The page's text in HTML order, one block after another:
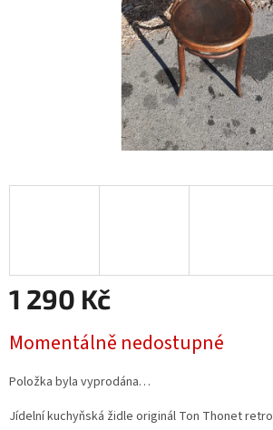
1 290 Kč
cena:
Momentálně nedostupné
Položka byla vyprodána…
Jídelní kuchyňská židle originál Ton Thonet retro